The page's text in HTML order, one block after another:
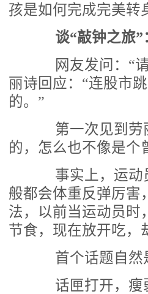
孩是如何完成完美转
谈“敲钟之旅”
网友发问：“请
丽诗回应：“连股市
的。”
第一次见到劳
的，怎么也不像是个
事实上，运动员
般都会体重反弹厉害
法，以前当运动员时
节食，现在放开吃，
首个话题自然
话匣打开，瘦